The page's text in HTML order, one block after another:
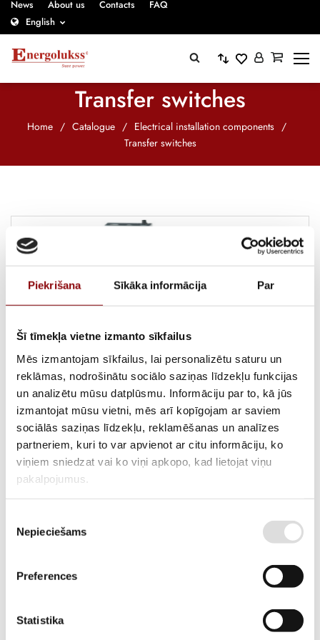
Piekrišana Sīkāka informācija Par
Šī tīmekļa vietne izmanto sīkfailus
Mēs izmantojam sīkfailus, lai personalizētu saturu un
reklāmas, nodrošinātu sociālo saziņas līdzekļu funkcijas
un analizētu mūsu datplūsmu. Informāciju par to, kā jūs
izmantojat mūsu vietni, mēs arī kopīgojam ar saviem
sociālās saziņas līdzekļu, reklamēšanas un analīzes
partneriem, kuri to var apvienot ar citu informāciju, ko
viņiem sniedzat vai ko viņi apkopo, kad lietojat viņu
pakalpojumus.
izvēle
Nepieciešams
Preferences
Statistika
News About us Contacts
FAQ
English
Transfer switches
Home / Catalogue / Electrical installation components /
Transfer switches
AUTOMATIC
Modular and compact ATyS t, tM, g, gM, p and pM from 40A to
3200A and STATyS for IT from 16A to 1600A.